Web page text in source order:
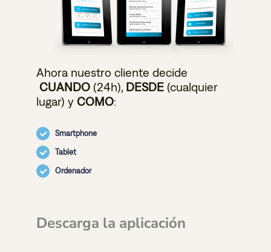
Ahora nuestro cliente decide
CUANDO(24h), DESDE(cualquier
lugar) y COMO:
Smartphone
Tablet
Ordenador
Descarga la aplicación